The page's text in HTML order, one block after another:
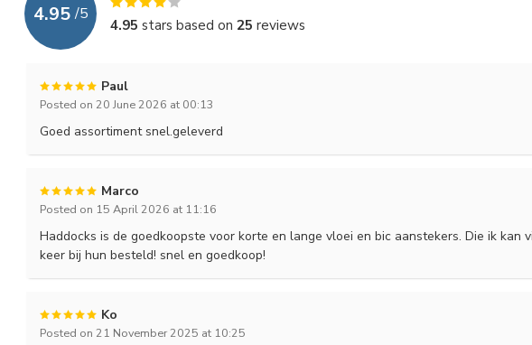
4.95 /5
4.95 stars based on 25 reviews
Paul
Posted on 20 June 2026 at 00:13
Goed assortiment snel.geleverd
Marco
Posted on 15 April 2026 at 11:16
Haddocks is de goedkoopste voor korte en lange vloei en bic aanstekers. Die ik kan
keer bij hun besteld! snel en goedkoop!
Ko
Posted on 21 November 2025 at 10:25